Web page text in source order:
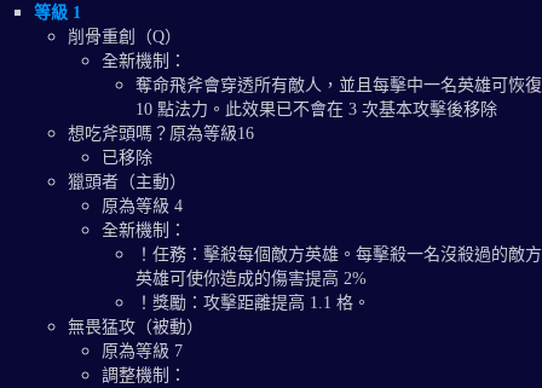
等級 1
削骨重創（Q）
全新機制：
奪命飛斧會穿透所有敵人，並且每擊中一名英雄可恢復
10 點法力。此效果已不會在 3 次基本攻擊後移除
想吃斧頭嗎？原為等級16
已移除
獵頭者（主動）
原為等級 4
全新機制：
！任務：擊殺每個敵方英雄。每擊殺一名沒殺過的敵方
英雄可使你造成的傷害提高 2%
！獎勵：攻擊距離提高 1.1 格。
無畏猛攻（被動）
原為等級 7
調整機制：